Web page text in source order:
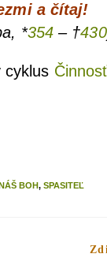
a čítaj!
*354– †430
cyk­lus
BOH, SPASITEĽ